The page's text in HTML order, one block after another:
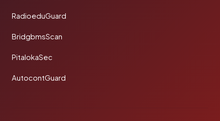
RadioeduGuard
BridgbmsScan
PitalokaSec
AutocontGuard